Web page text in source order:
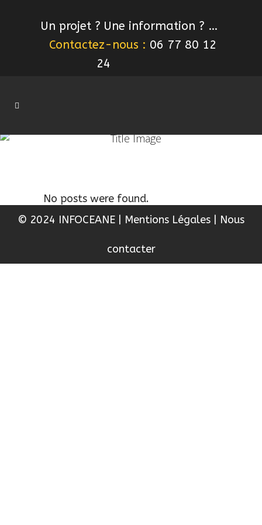
Un projet ? Une information ? …
Contactez-nous : 06 77 80 12
24
No posts were found.
© 2024 INFOCEANE
Mentions Légales Nous
contacter